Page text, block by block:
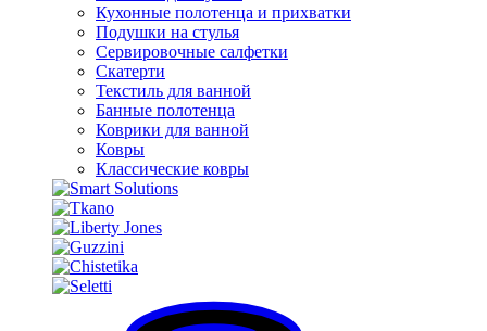
Кухонные полотенца и прихватки
Подушки на стулья
Сервировочные салфетки
Скатерти
Текстиль для ванной
Банные полотенца
Коврики для ванной
Ковры
Классические ковры